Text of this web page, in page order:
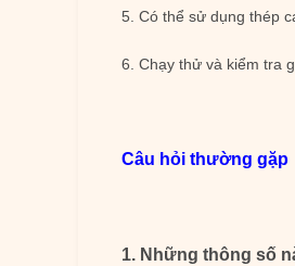
5. Có thể sử dụng thép
6. Chạy thử và kiểm tra
Câu hỏi thường gặp
1. Những thông số